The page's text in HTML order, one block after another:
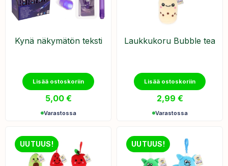
Kynä näkymätön teksti
Lisää ostoskoriin
5,00 €
Varastossa
Laukkukoru Bubble tea
Lisää ostoskoriin
2,99 €
Varastossa
UUTUUS! UUTUUS!